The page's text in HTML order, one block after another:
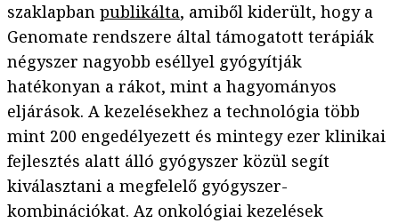
szaklapban publikálta, amiből kiderült, hogy a
Genomate rendszere által támogatott terápiák
négyszer nagyobb eséllyel gyógyítják
hatékonyan a rákot, mint a hagyományos
eljárások. A kezelésekhez a technológia több
mint 200 engedélyezett és mintegy ezer klinikai
fejlesztés alatt álló gyógyszer közül segít
kiválasztani a megfelelő gyógyszer-
kombinációkat. Az onkológiai kezelések